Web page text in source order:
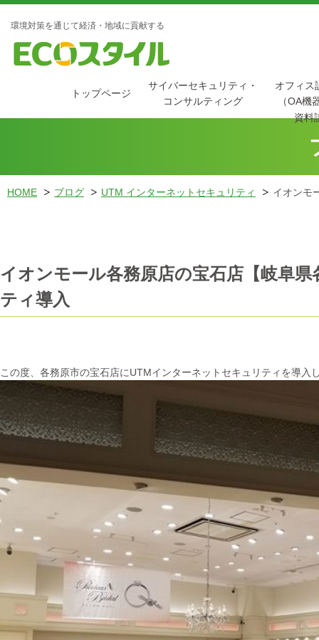
環境対策を通じて経済・地域に貢献する
トップページ
サイバーセキュリティ・
コンサルティング
オフィス
（OA機
資料
HOME ブログ UTM インターネットセキュリティ イオンモ
イオンモール各務原店の宝石店【岐阜
ティ導入
この度、各務原市の宝石店にUTMインターネットセキュリティを導入